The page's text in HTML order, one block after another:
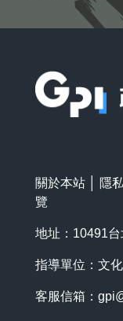
關於本站 隱
覽
地址：10491
指導單位：文
客服信箱：